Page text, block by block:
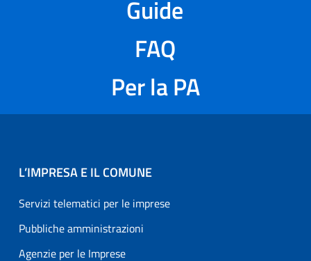
Guide
FAQ
Per la PA
L’IMPRESA E IL COMUNE
Servizi telematici per le imprese
Pubbliche amministrazioni
Agenzie per le Imprese